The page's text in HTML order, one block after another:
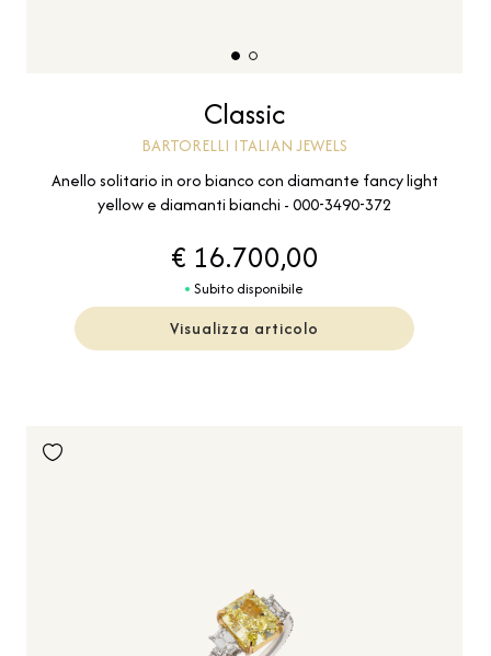
Classic
BARTORELLI ITALIAN JEWELS
Anello solitario in oro bianco con diamante fancy light
yellow e diamanti bianchi - 000-3490-372
€ 16.700,00
Subito disponibile
Visualizza articolo